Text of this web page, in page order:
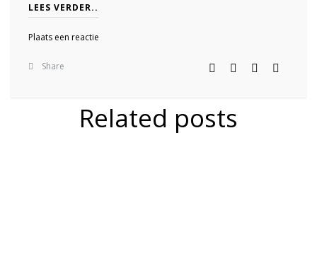
LEES VERDER..
Plaats een reactie
Share
Related posts